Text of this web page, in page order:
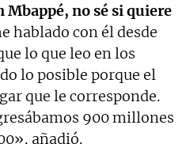
Mbappé, no sé si quiere
hablado con él desde
lo que leo en los
lo posible porque el
que le corresponde.
900 millones
añadió.